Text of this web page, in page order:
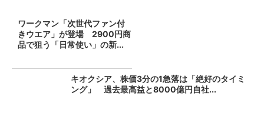
ワークマン「次世代ファン付
きウエア」が登場 2900円商
品で狙う「日常使い」の新...
キオクシア、株価3分の1急落は「絶好のタイミ
ング」 過去最高益と8000億円自社...